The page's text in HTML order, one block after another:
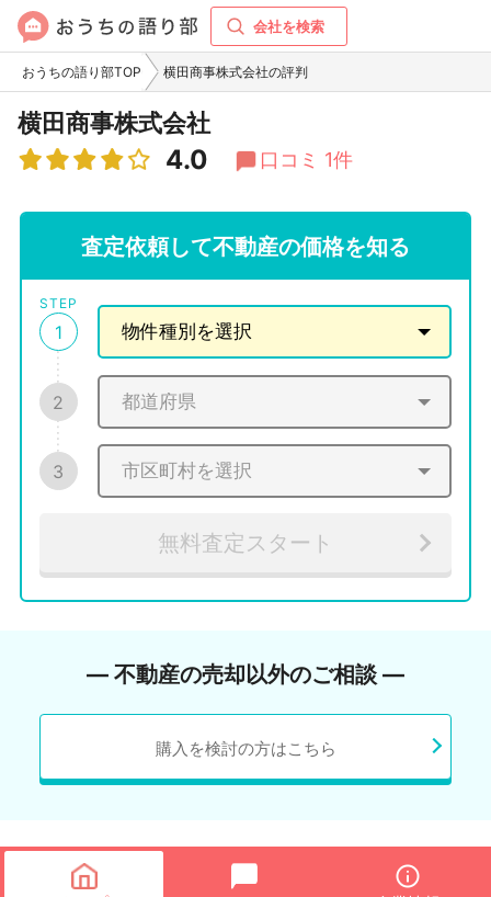
会社を検索
おうちの語り部TOP 横田商事株式会社の評判
横田商事株式会社
4.0 口コミ 1件
査定依頼して不動産の価格を知る
STEP
1
2
3
無料査定スタート
― 不動産の売却以外のご相談 ―
購入を検討の方はこちら